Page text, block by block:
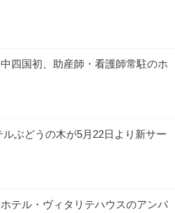
四国初、助産師・看護師常駐のホ
ぶどうの木が5月22日より新サー
テル・ヴィタリテハウスのアンバ